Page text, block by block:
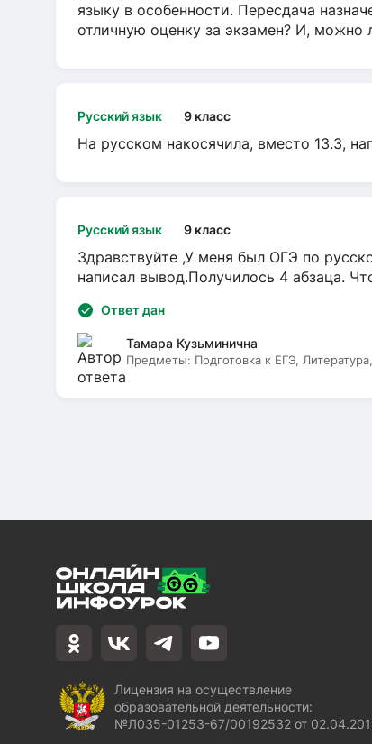
языку в особенности. Пересдача
отличную оценку за экзамен? И, можно
Русский язык 9 класс
На русском накосячила, вместо 13.3,
Русский язык 9 класс
Здравствуйте ,У меня был ОГЭ по
написал вывод.Получилось 4 абзаца.
Ответ дан
Тамара Кузьминична
Предметы: Подготовка к ЕГЭ,
Лицензия на осуществление
образовательной деятельности:
№Л035-01253-67/00192532 от